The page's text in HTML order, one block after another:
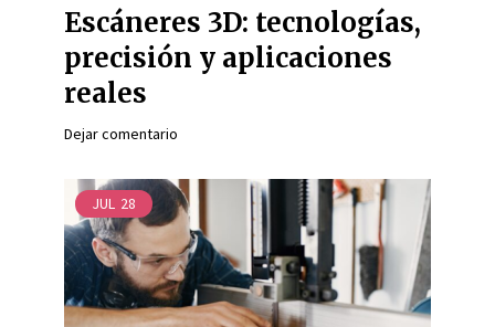
Escáneres 3D: tecnologías,
precisión y aplicaciones
reales
Dejar comentario
JUL 28